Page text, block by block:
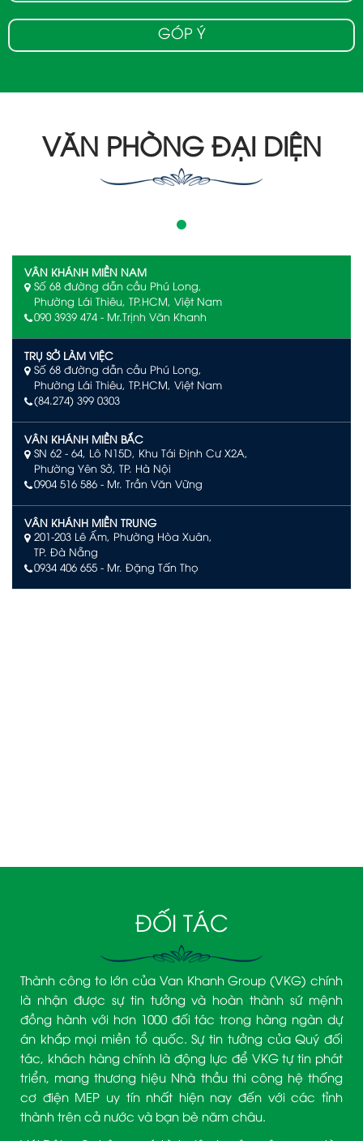
GÓP Ý
VĂN PHÒNG ĐẠI DIỆN
VÂN KHÁNH MIỀN NAM
Số 68 đường dẫn cầu Phú Long,
Phường Lái Thiêu, TP.HCM, Việt Nam
090 3939 474 - Mr.Trịnh Văn Khanh
TRỤ SỞ LÀM VIỆC
Số 68 đường dẫn cầu Phú Long,
Phường Lái Thiêu, TP.HCM, Việt Nam
(84.274) 399 0303
VÂN KHÁNH MIỀN BẮC
SN 62 - 64, Lô N15D, Khu Tái Định Cư X2A,
Phường Yên Sở, TP. Hà Nội
0904 516 586 - Mr. Trần Văn Vững
VÂN KHÁNH MIỀN TRUNG
201-203 Lê Ấm, Phường Hòa Xuân,
TP. Đà Nẵng
0934 406 655 - Mr. Đặng Tấn Thọ
ĐỐI TÁC
Thành công to lớn của Van Khanh Group (VKG) chính
là nhận được sự tin tưởng và hoàn thành sứ mệnh
đồng hành với hơn 1000 đối tác trong hàng ngàn dự
án khắp mọi miền tổ quốc. Sự tin tưởng của Quý đối
tác, khách hàng chính là động lực để VKG tự tin phát
triển, mang thương hiệu Nhà thầu thi công hệ thống
cơ điện MEP uy tín nhất hiện nay đến với các tỉnh
thành trên cả nước và bạn bè năm châu.